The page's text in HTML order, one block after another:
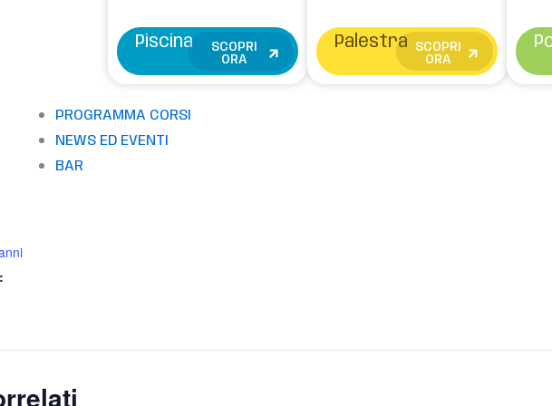
Piscina
SCOPRI
ORA
Palestra
SCOPRI
ORA
PROGRAMMA CORSI
NEWS ED EVENTI
BAR